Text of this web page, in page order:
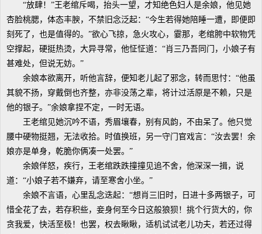
“放肆！”王老绾斥喝，抬头一望，才知绝色妇人是余娘，他见她
杏脸桃腮，体态丰腴，不禁旧念泛起：“今生若得她陪睡一遭，即便即
刻死了，也是值得的。”欲心飞掠，急火攻心，霎那，老绾胯中软物凭
空撑起，硬挺热烫，大异寻常，他怔怔道：“肖三乃吾同门，小娘子有
甚难处，但说无妨。”
余娘本欲离开，听他言辞，便知老儿起了邪念，转而思忖：“他虽
其貌不扬，穿戴倒也齐整，亦非没荡之辈，将计过活原是不赖，只是
他的银子。”余娘拿捏不定，一时无语。
王老绾见她沉吟不语，秀眉壤春，别有风韵，不由呆了。他只觉
腰中硬物挺翘，无法收拾。时值换班，另一守门官戏言：“汝去罢！余
娘亦是单身，乾脆你俩凑一处罢。”
余娘佯怒，疾行，王老绾跌跌撞撞见追不舍，他深深一揖，说
道：“小娘子若不嫌弃，请至寒舍小坐。”
余娘不言语，心里乱念迭起：“想肖三旧时，日进十多两银子，可
惜全花了去，若存积些，妾身何至今日这般狼狈！挑个行货大的，你
贪我爱，快活至极！也罢，权去瞅瞅，适机试试老儿功夫，若还过得